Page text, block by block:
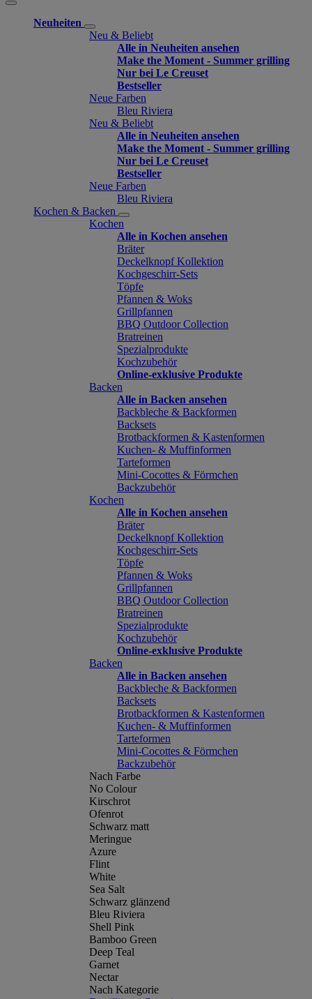
Neuheiten
Neu & Beliebt
Alle in Neuheiten ansehen
Make the Moment - Summer grilling
Nur bei Le Creuset
Bestseller
Neue Farben
Bleu Riviera
Neu & Beliebt
Alle in Neuheiten ansehen
Make the Moment - Summer grilling
Nur bei Le Creuset
Bestseller
Neue Farben
Bleu Riviera
Kochen & Backen
Kochen
Alle in Kochen ansehen
Bräter
Deckelknopf Kollektion
Kochgeschirr-Sets
Töpfe
Pfannen & Woks
Grillpfannen
BBQ Outdoor Collection
Bratreinen
Spezialprodukte
Kochzubehör
Online-exklusive Produkte
Backen
Alle in Backen ansehen
Backbleche & Backformen
Backsets
Brotbackformen & Kastenformen
Kuchen- & Muffinformen
Tarteformen
Mini-Cocottes & Förmchen
Backzubehör
Kochen
Alle in Kochen ansehen
Bräter
Deckelknopf Kollektion
Kochgeschirr-Sets
Töpfe
Pfannen & Woks
Grillpfannen
BBQ Outdoor Collection
Bratreinen
Spezialprodukte
Kochzubehör
Online-exklusive Produkte
Backen
Alle in Backen ansehen
Backbleche & Backformen
Backsets
Brotbackformen & Kastenformen
Kuchen- & Muffinformen
Tarteformen
Mini-Cocottes & Förmchen
Backzubehör
Nach Farbe
No Colour
Kirschrot
Ofenrot
Schwarz matt
Meringue
Azure
Flint
White
Sea Salt
Schwarz glänzend
Bleu Riviera
Shell Pink
Bamboo Green
Deep Teal
Garnet
Nectar
Nach Kategorie